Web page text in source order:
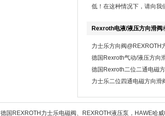
低！在这种情况下，请向我
Rexroth电液/液压方向滑阀
力士乐方向阀@REXROTH
德国Rexroth气动/液压方向
德国Rexroth二位二通电磁
力士乐二位四通电磁方向滑
德国REXROTH力士乐电磁阀、REXROTH液压泵，HAWE哈